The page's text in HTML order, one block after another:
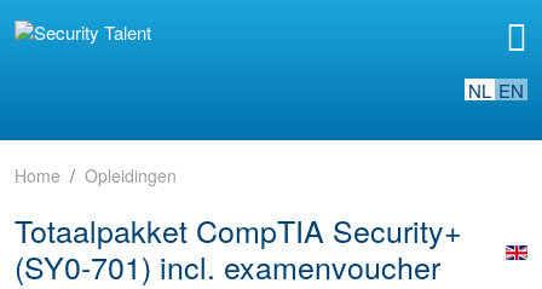
NL EN
Home Opleidingen
Totaalpakket CompTIA Security+
(SY0-701) incl. examenvoucher